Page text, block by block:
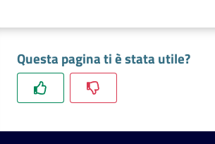
Questa pagina ti è stata utile?